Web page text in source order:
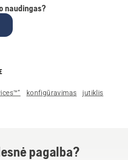
naudingas?
konfigūravimas jutiklis
pagalba?